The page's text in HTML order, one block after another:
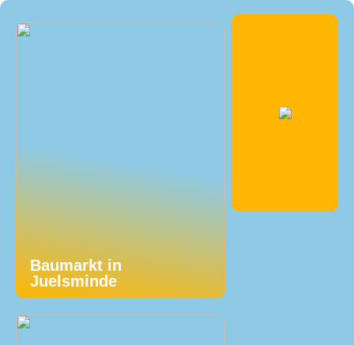
Baumarkt in
Juelsminde